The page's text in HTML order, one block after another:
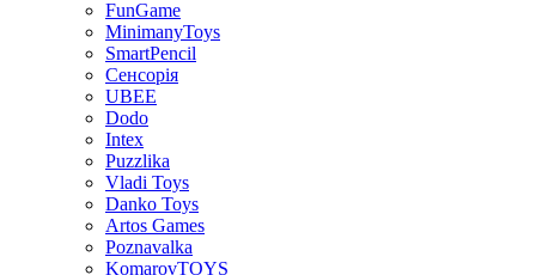
FunGame
MinimanyToys
SmartPencil
Сенсорія
UBEE
Dodo
Intex
Puzzlika
Vladi Toys
Danko Toys
Artos Games
Poznavalka
KomarovTOYS